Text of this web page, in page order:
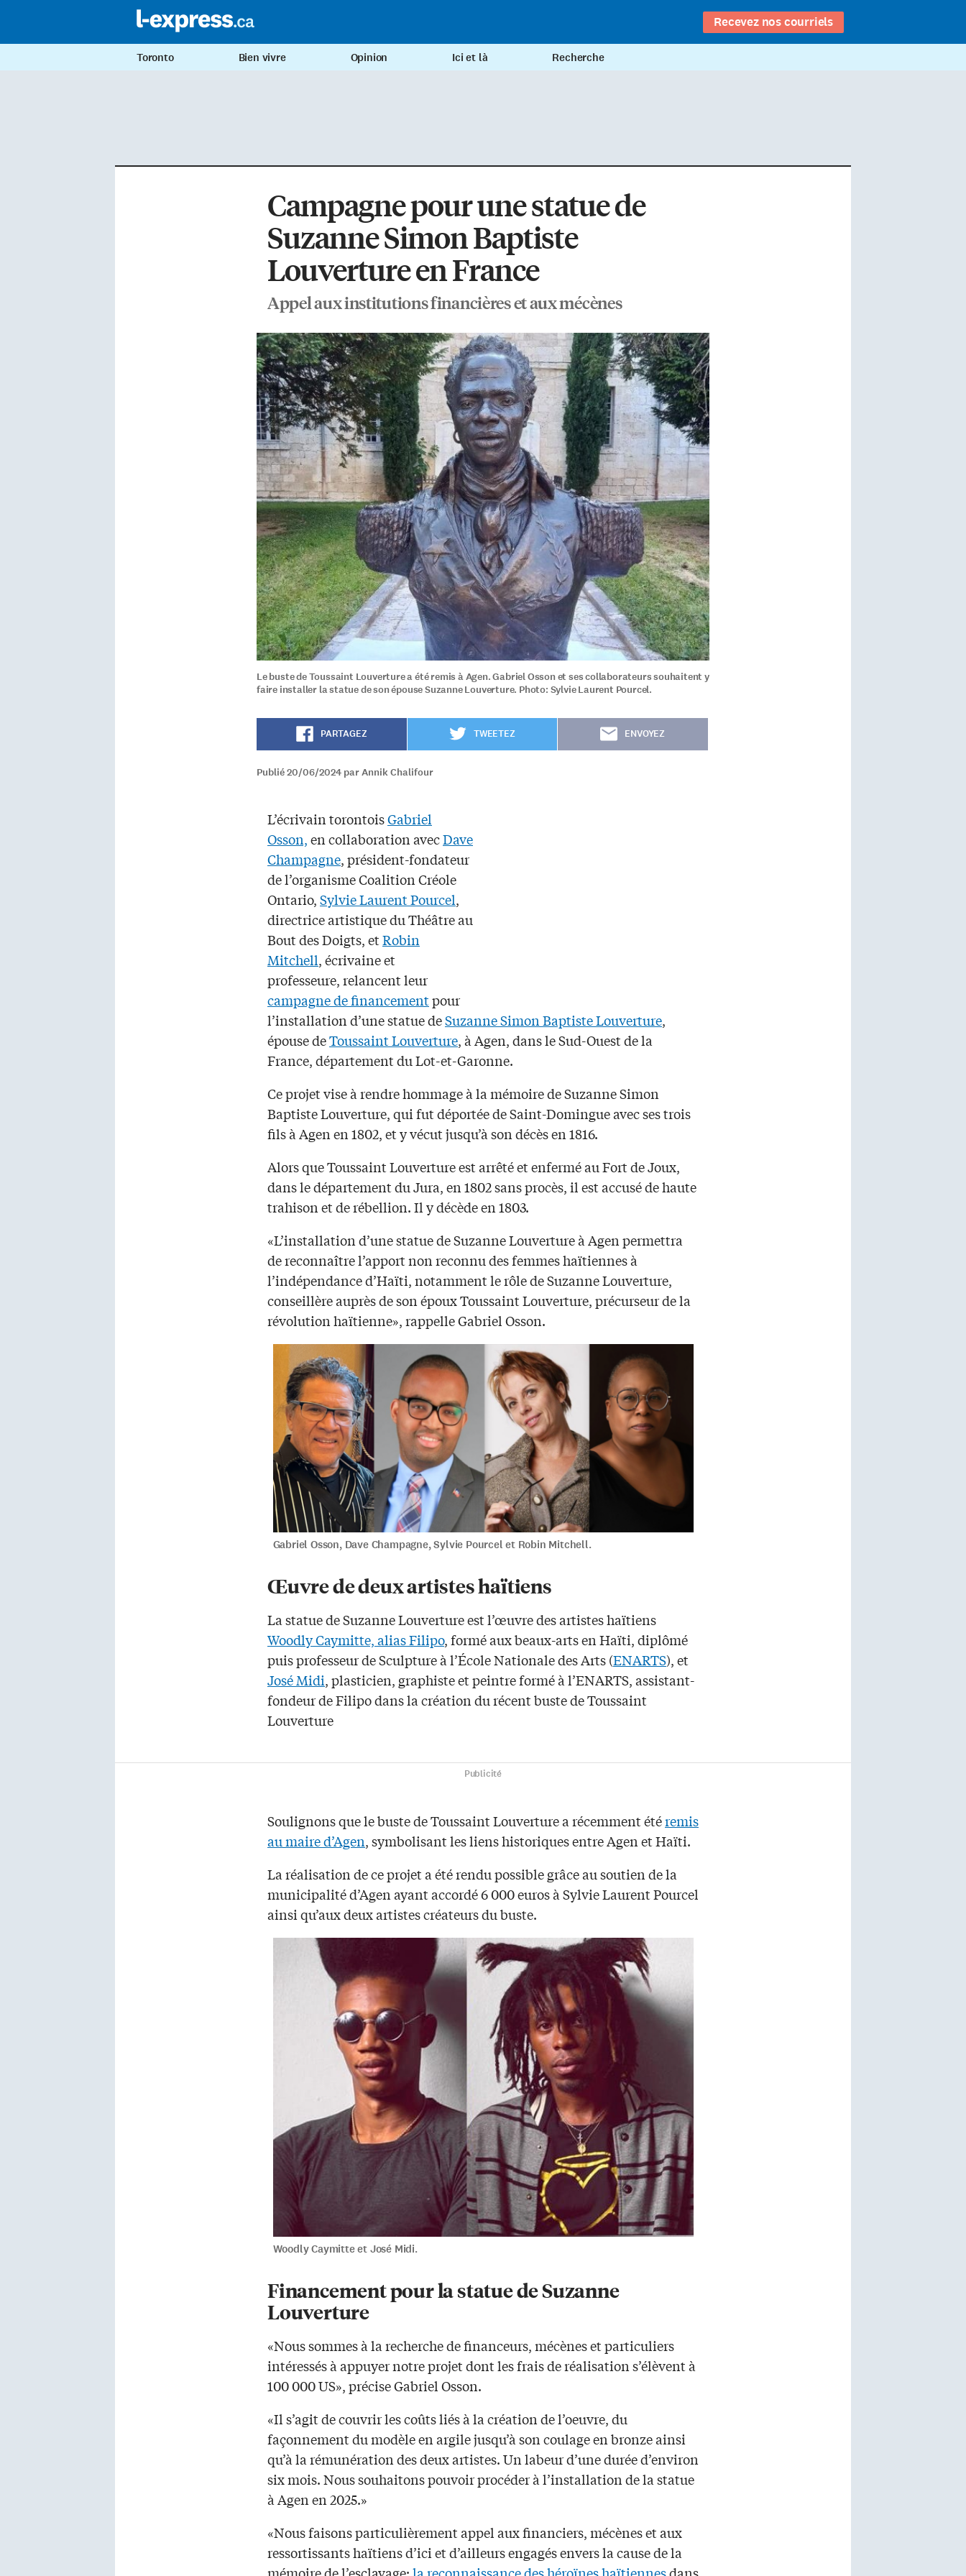
Recevez nos courriels
Toronto Bien vivre Opinion Ici et là Recherche
Campagne pour une statue de
Suzanne Simon Baptiste
Louverture en France
Appel aux institutions financières et aux mécènes
Le buste de Toussaint Louverture a été remis à Agen. Gabriel Osson et ses collaborateurs souhaitent y
faire installer la statue de son épouse Suzanne Louverture. Photo: Sylvie Laurent Pourcel.
PARTAGEZ TWEETEZ ENVOYEZ
Publié 20/06/2024 par Annik Chalifour
L’écrivain torontoisGabriel
Osson,en collaboration avecDave
Champagne, président-fondateur
de l’organisme Coalition Créole
Ontario,Sylvie Laurent Pourcel,
directrice artistique du Théâtre au
Bout des Doigts, etRobin
Mitchell, écrivaine et
professeure, relancent leur
campagne de financementpour
l’installation d’une statue deSuzanne Simon Baptiste Louverture,
épouse deToussaint Louverture, à Agen, dans le Sud-Ouest de la
France, département du Lot-et-Garonne.
Ce projet vise à rendre hommage à la mémoire de Suzanne Simon
Baptiste Louverture, qui fut déportée de Saint-Domingue avec ses trois
fils à Agen en 1802, et y vécut jusqu’à son décès en 1816.
Alors que Toussaint Louverture est arrêté et enfermé au Fort de Joux,
dans le département du Jura, en 1802 sans procès, il est accusé de haute
trahison et de rébellion. Il y décède en 1803.
«L’installation d’une statue de Suzanne Louverture à Agen permettra
de reconnaître l’apport non reconnu des femmes haïtiennes à
l’indépendance d’Haïti, notamment le rôle de Suzanne Louverture,
conseillère auprès de son époux Toussaint Louverture, précurseur de la
révolution haïtienne», rappelle Gabriel Osson.
Gabriel Osson, Dave Champagne, Sylvie Pourcel et Robin Mitchell.
Œuvre de deux artistes haïtiens
La statue de Suzanne Louverture est l’œuvre des artistes haïtiens
Woodly Caymitte, alias Filipo, formé aux beaux-arts en Haïti, diplômé
puis professeur de Sculpture à l’École Nationale des Arts (ENARTS), et
José Midi, plasticien, graphiste et peintre formé à l’ENARTS, assistant-
fondeur de Filipo dans la création du récent buste de Toussaint
Louverture
Publicité
Soulignons que le buste de Toussaint Louverture a récemment étéremis
au maire d’Agen, symbolisant les liens historiques entre Agen et Haïti.
La réalisation de ce projet a été rendu possible grâce au soutien de la
municipalité d’Agen ayant accordé 6 000 euros à Sylvie Laurent Pourcel
ainsi qu’aux deux artistes créateurs du buste.
Woodly Caymitte et José Midi.
Financement pour la statue de Suzanne
Louverture
«Nous sommes à la recherche de financeurs, mécènes et particuliers
intéressés à appuyer notre projet dont les frais de réalisation s’élèvent à
100 000 US», précise Gabriel Osson.
«Il s’agit de couvrir les coûts liés à la création de l’oeuvre, du
façonnement du modèle en argile jusqu’à son coulage en bronze ainsi
qu’à la rémunération des deux artistes. Un labeur d’une durée d’environ
six mois. Nous souhaitons pouvoir procéder à l’installation de la statue
à Agen en 2025.»
«Nous faisons particulièrement appel aux financiers, mécènes et aux
ressortissants haïtiens d’ici et d’ailleurs engagés envers la cause de la